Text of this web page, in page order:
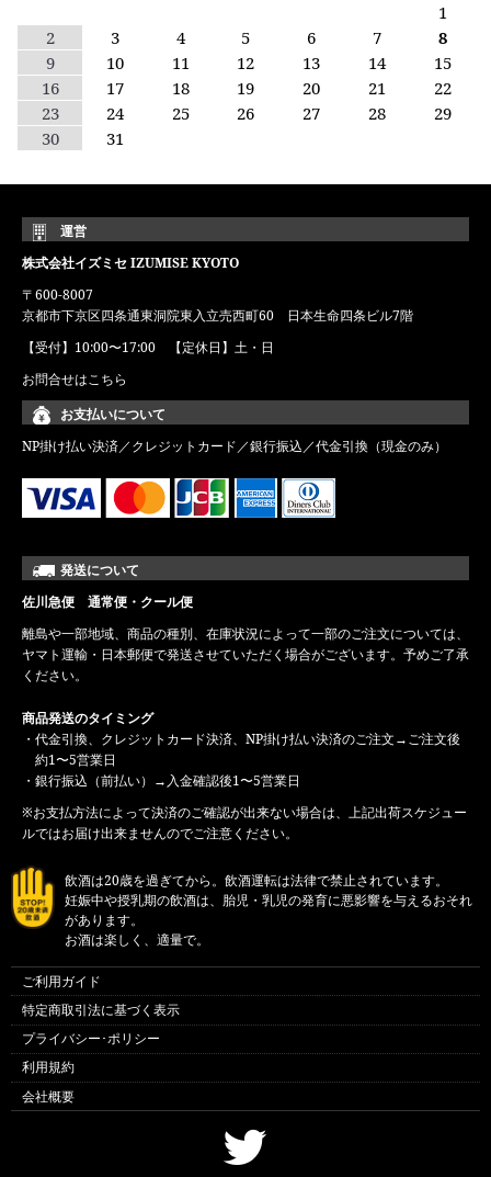
1
2
3 4 5 6 7
8
9
10 11 12 13 14
15
16
17 18 19 20 21
22
23
24 25 26 27 28
29
30
31
運営
株式会社イズミセ IZUMISE KYOTO
〒600-8007
京都市下京区四条通東洞院東入立売西町60 日本生命四条ビル7階
【受付】10:00〜17:00 【定休日】土・日
お問合せはこちら
お支払いについて
NP掛け払い決済／クレジットカード／銀行振込／代金引換（現金のみ）
発送について
佐川急便 通常便・クール便
離島や一部地域、商品の種別、在庫状況によって一部のご注文については、
ヤマト運輸・日本郵便で発送させていただく場合がございます。予めご了承
ください。
商品発送のタイミング
・代金引換、クレジットカード決済、NP掛け払い決済のご注文→ご注文後
約1〜5営業日
・銀行振込（前払い）→入金確認後1〜5営業日
※お支払方法によって決済のご確認が出来ない場合は、上記出荷スケジュー
ルではお届け出来ませんのでご注意ください。
飲酒は20歳を過ぎてから。飲酒運転は法律で禁止されています。
妊娠中や授乳期の飲酒は、胎児・乳児の発育に悪影響を与えるおそれ
があります。
お酒は楽しく、適量で。
ご利用ガイド
特定商取引法に基づく表示
プライバシー･ポリシー
利用規約
会社概要